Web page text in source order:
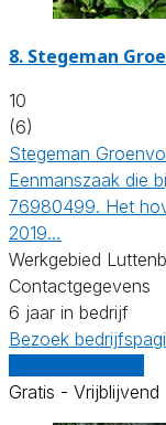
8. Stegeman
10
(6)
Stegeman
Eenmanszaak die
76980499. Het
2019…
Werkgebied
Contactgegevens
6 jaar in bedrijf
Bezoek
Gratis - Vrijblijvend